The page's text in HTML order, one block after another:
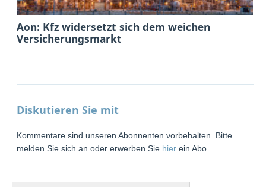
Aon: Kfz widersetzt sich dem weichen
Versicherungsmarkt
Diskutieren Sie mit
Kommentare sind unseren Abonnenten vorbehalten. Bitte
melden Sie sich an oder erwerben Sie hier ein Abo